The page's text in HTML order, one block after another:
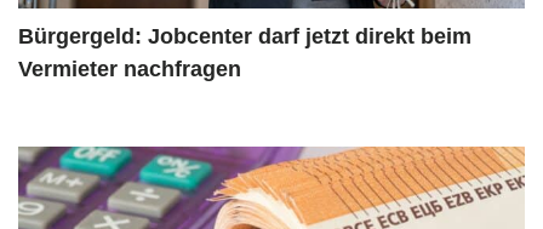
Bürgergeld: Jobcenter darf jetzt direkt beim
Vermieter nachfragen